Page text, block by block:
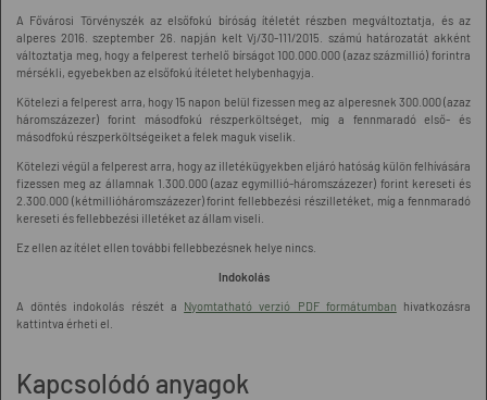
A Fővárosi Törvényszék az elsőfokú bíróság ítéletét részben megváltoztatja, és az
alperes 2016. szeptember 26. napján kelt Vj/30-111/2015. számú határozatát akként
változtatja meg, hogy a felperest terhelő bírságot 100.000.000 (azaz százmillió) forintra
mérsékli, egyebekben az elsőfokú ítéletet helybenhagyja.
Kötelezi a felperest arra, hogy 15 napon belül fizessen meg az alperesnek 300.000 (azaz
háromszázezer) forint másodfokú részperköltséget, míg a fennmaradó első- és
másodfokú részperköltségeiket a felek maguk viselik.
Kötelezi végül a felperest arra, hogy az illetékügyekben eljáró hatóság külön felhívására
fizessen meg az államnak 1.300.000 (azaz egymillió-háromszázezer) forint kereseti és
2.300.000 (kétmillióháromszázezer) forint fellebbezési részilletéket, míg a fennmaradó
kereseti és fellebbezési illetéket az állam viseli.
Ez ellen az ítélet ellen további fellebbezésnek helye nincs.
Indokolás
A döntés indokolás részét a Nyomtatható verzió PDF formátumban hivatkozásra
kattintva érheti el.
Kapcsolódó anyagok